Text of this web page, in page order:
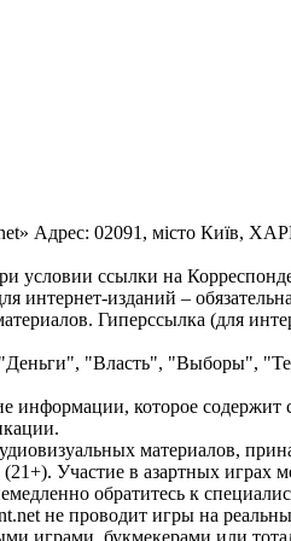
Адрес: 02091, місто Київ,
условии ссылки на
изданий –
Гиперссылка (для
"Власть", "Выборы",
информации, которое
материалов,
Участие в азартных
обратитесь к
не проводит игры на
играми, букмекерами или